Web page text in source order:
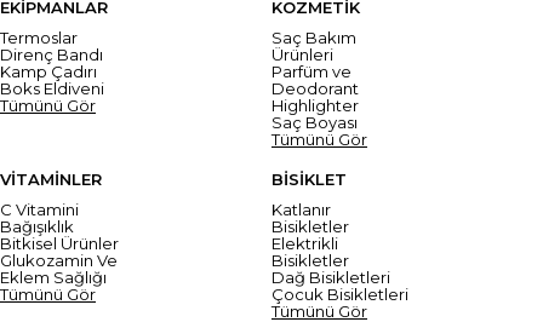
EKİPMANLAR
Termoslar
Direnç Bandı
Kamp Çadırı
Boks Eldiveni
Tümünü Gör
KOZMETİK
Saç Bakım
Ürünleri
Parfüm ve
Deodorant
Highlighter
Saç Boyası
Tümünü Gör
VİTAMİNLER
C Vitamini
Bağışıklık
Bitkisel Ürünler
Glukozamin Ve
Eklem Sağlığı
Tümünü Gör
BİSİKLET
Katlanır
Bisikletler
Elektrikli
Bisikletler
Dağ Bisikletleri
Çocuk Bisikletleri
Tümünü Gör